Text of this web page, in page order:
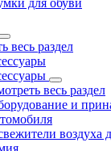
для обуви
весь раздел
весь раздел
и
воздуха